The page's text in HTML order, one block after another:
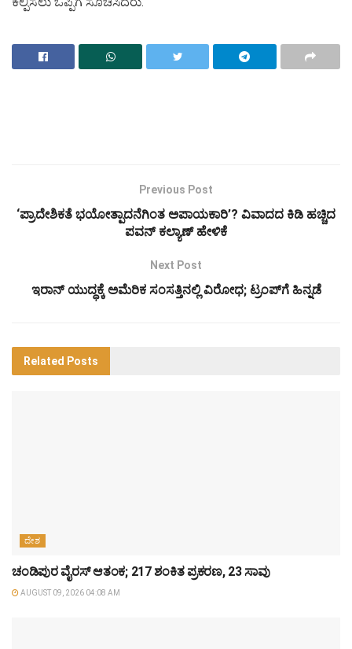
Previous Post
‘ಪ್ರಾದೇಶಿಕತೆ ಭಯೋತ್ಪಾದನೆಗಿಂತ ಅಪಾಯಕಾರಿ’? ವಿವಾದದ ಕಿಡಿ ಹಚ್ಚಿದ
ಪವನ್ ಕಲ್ಯಾಣ್ ಹೇಳಿಕೆ
Next Post
ಇರಾನ್ ಯುದ್ಧಕ್ಕೆ ಅಮೆರಿಕ ಸಂಸತ್ತಿನಲ್ಲಿ ವಿರೋಧ; ಟ್ರಂಪ್‌ಗೆ ಹಿನ್ನಡೆ
Related Posts
ದೇಶ
ಚಂಡಿಪುರ ವೈರಸ್ ಆತಂಕ; 217 ಶಂಕಿತ ಪ್ರಕರಣ, 23 ಸಾವು
AUGUST 09, 2026 04:08 AM